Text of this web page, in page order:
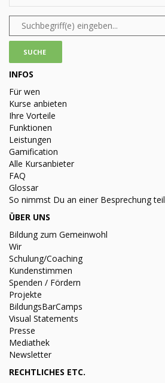
INFOS
Für wen
Kurse anbieten
Ihre Vorteile
Funktionen
Leistungen
Gamification
Alle Kursanbieter
FAQ
Glossar
So nimmst Du an einer Besprechung teil
ÜBER UNS
Bildung zum Gemeinwohl
Wir
Schulung/Coaching
Kundenstimmen
Spenden / Fördern
Projekte
BildungsBarCamps
Visual Statements
Presse
Mediathek
Newsletter
RECHTLICHES ETC.